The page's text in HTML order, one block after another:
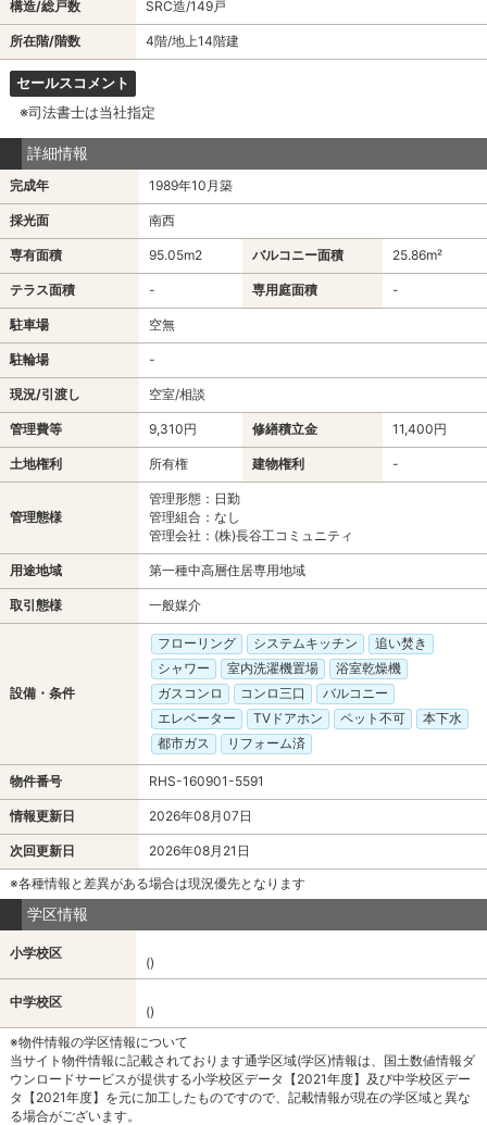
構造/総戸数 SRC造/149戸
所在階/階数 4階/地上14階建
セールスコメント
※司法書士は当社指定
詳細情報
完成年 1989年10月築
採光面 南西
専有面積 95.05m2 バルコニー面積 25.86m²
テラス面積 - 専用庭面積 -
駐車場 空無
駐輪場 -
現況/引渡し 空室/相談
管理費等 9,310円 修繕積立金 11,400円
土地権利 所有権 建物権利 -
管理態様
管理形態：日勤
管理組合：なし
管理会社：(株)長谷工コミュニティ
用途地域 第一種中高層住居専用地域
取引態様 一般媒介
設備・条件
フローリング システムキッチン
追い焚き
シャワー
室内洗濯機置場
浴室乾燥機
ガスコンロ
コンロ三口
バルコニー
エレベーター
TVドアホン ペット不可
本下水
都市ガス
リフォーム済
物件番号 RHS-160901-5591
情報更新日 2026年08月07日
次回更新日
2026年08月21日
※各種情報と差異がある場合は現況優先となります
学区情報
小学校区
()
中学校区
()
※物件情報の学区情報について
当サイト物件情報に記載されております通学区域(学区)情報は、国土数値情報ダ
ウンロードサービスが提供する小学校区データ【2021年度】及び中学校区デー
タ【2021年度】を元に加工したものですので、記載情報が現在の学区域と異な
る場合がございます。